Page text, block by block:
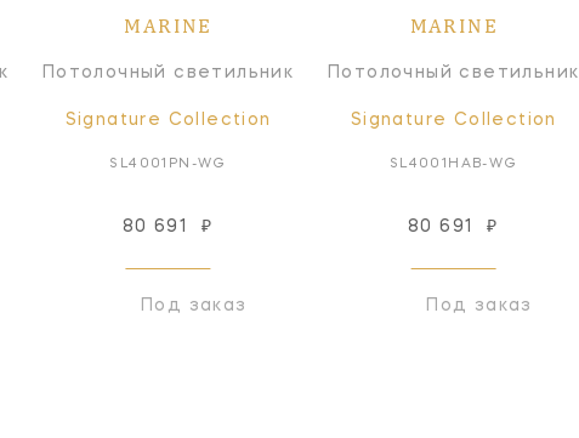
MARINE
Потолочный светильник
Signature Collection
SL4001PN-WG
80 691 ₽
Под заказ
MARINE
Потолочный светильник
Signature Collection
SL4001HAB-WG
80 691 ₽
Под заказ